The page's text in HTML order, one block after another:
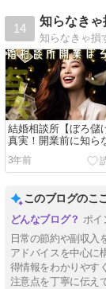
14
知らなきゃ損
結婚相談所【ぼろ儲
真実！開業前に知ら
絶対儲からない
3年前
このブログのこ
ポイ
日常の節約や副収入
アドバイスを中心に
得情報をわかりやす
注意点を丁寧に伝え